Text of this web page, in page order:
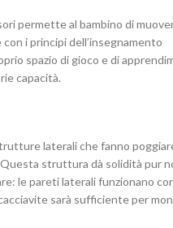
permette al bambino di
i principi dell’insegnamento
spazio di gioco e di
capacità.
laterali che fanno
struttura dà solidità pur
le pareti laterali funzionano
sarà sufficiente per